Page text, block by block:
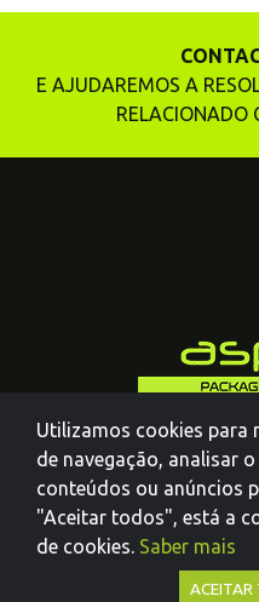
E AJUDAREMOS A
RELACIONADO
Utilizamos cookies para
de navegação, analisar
conteúdos ou anúncios
"Aceitar todos", está a
de cookies. Saber mais